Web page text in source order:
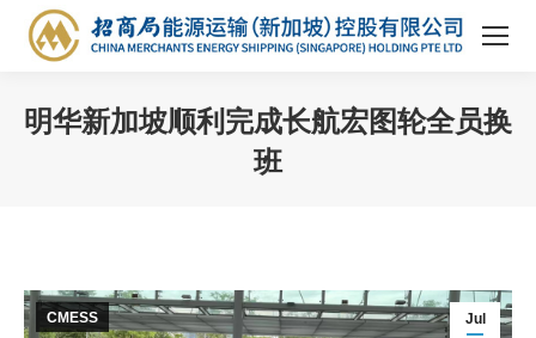
明华新加坡顺利完成长航宏图轮全员换
班
Jul
CMESS